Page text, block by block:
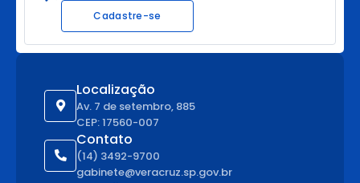
Localização
Av. 7 de setembro, 885
CEP: 17560-007
Contato
(14) 3492-9700
gabinete@veracruz.sp.gov.br
Cadastre-se